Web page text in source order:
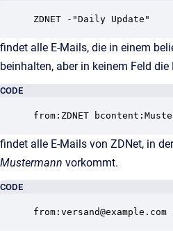
findet alle E-Mails, die in einem
beinhalten, aber in keinem Feld die
CODE
findet alle E-Mails von ZDNet, in
Mustermann vorkommt.
CODE